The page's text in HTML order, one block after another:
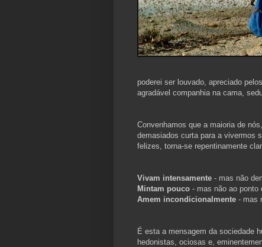
poderei ser louvado, apreciado
agradável companhia na cama,
Convenhamos que a maioria de
demasiados curta para a vivermos
felizes, torna-se repentinamente
Vivam intensamente - mas não
Mintam pouco - mas não ao ponto
Amem incondicionalmente - mas
É esta a mensagem da sociedade
hedonistas, ociosas e,